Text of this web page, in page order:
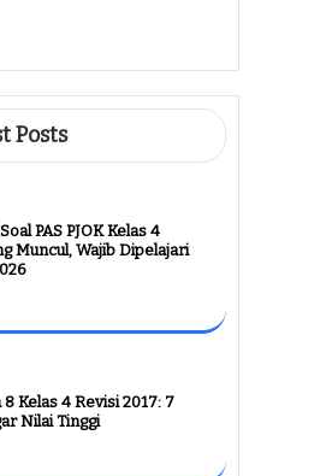
Posts
PAS PJOK Kelas 4
Muncul, Wajib Dipelajari
8 Kelas 4 Revisi 2017: 7
Nilai Tinggi